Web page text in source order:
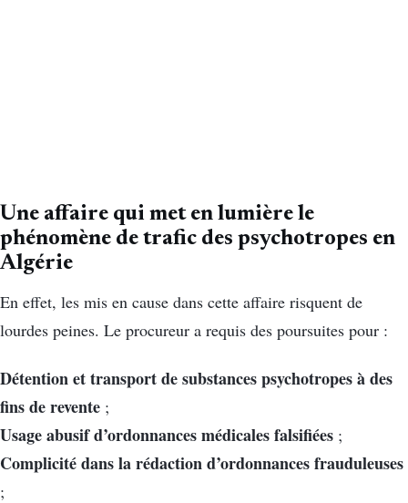
Une affaire qui met en lumière le
phénomène de trafic des psychotropes en
Algérie
En effet, les mis en cause dans cette affaire risquent de
lourdes peines. Le procureur a requis des poursuites pour :
Détention et transport de substances psychotropes à des
fins de revente ;
Usage abusif d’ordonnances médicales falsifiées ;
Complicité dans la rédaction d’ordonnances frauduleuses
;